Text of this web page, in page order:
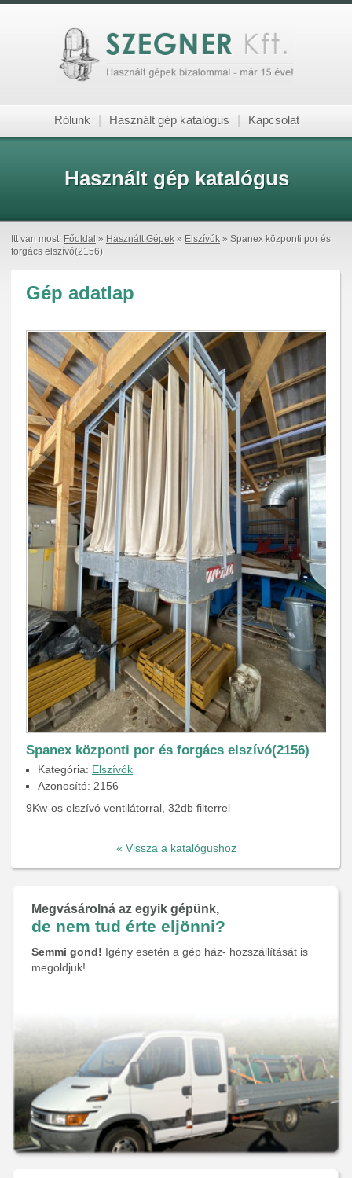
Rólunk Használt gép katalógus Kapcsolat
Használt gép katalógus
Itt van most: Főoldal » Használt Gépek » Elszívók » Spanex központi por és
forgács elszívó(2156)
Gép adatlap
Spanex központi por és forgács elszívó(2156)
Kategória: Elszívók
Azonosító: 2156
9Kw-os elszívó ventilátorral, 32db filterrel
« Vissza a katalógushoz
Megvásárolná az egyik gépünk,
de nem tud érte eljönni?
Semmi gond! Igény esetén a gép ház- hozszállítását is
megoldjuk!